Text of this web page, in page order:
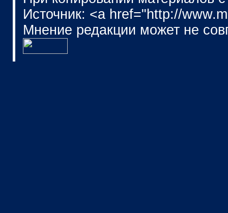
Источник: <a href="http://
Мнение редакции может не